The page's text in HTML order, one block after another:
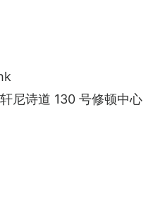
尼诗道 130 号修顿中心